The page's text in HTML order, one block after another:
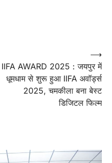
IIFA AWARD 2025 : जयपुर में
धूमधाम से शुरू हुआ IIFA अवॉर्ड्स
2025, चमकीला बना बेस्ट
डिजिटल फिल्म
⟶